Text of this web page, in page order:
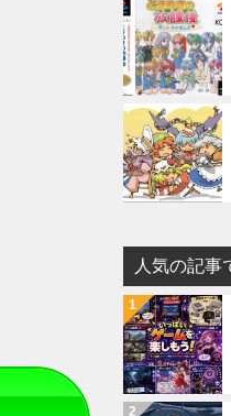
人気の記事